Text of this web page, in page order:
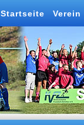
Startseite Verein